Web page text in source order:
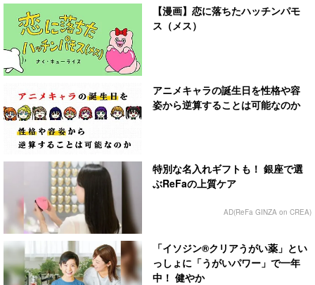
【漫画】恋に落ちたハッチンパモ
ス（メス）
アニメキャラの誕生日を性格や容
姿から逆算することは可能なのか
特別な名入れギフトも！ 銀座で選
ぶReFaの上質ケア
AD(ReFa GINZA on CREA)
「イソジン®クリアうがい薬」とい
っしょに「うがいパワー」で一年
中！ 健やか